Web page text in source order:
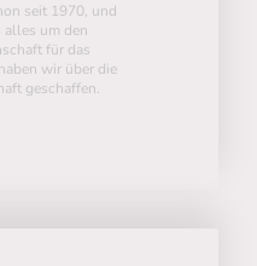
seit 1970, und
alles um den
für das
wir über die
geschaffen.